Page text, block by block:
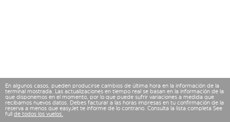
En algunos casos, pueden producirse cambios de última hora en la información de la
terminal mostrada. Las actualizaciones en tiempo real se basan en la información de la
que disponemos en el momento, por lo que puede sufrir variaciones a medida que
recibamos nuevos datos. Debes facturar a las horas impresas en tu confirmación de la
reserva a menos que easyJet te informe de lo contrario. Consulta la lista completa See
full de todos los vuelos.